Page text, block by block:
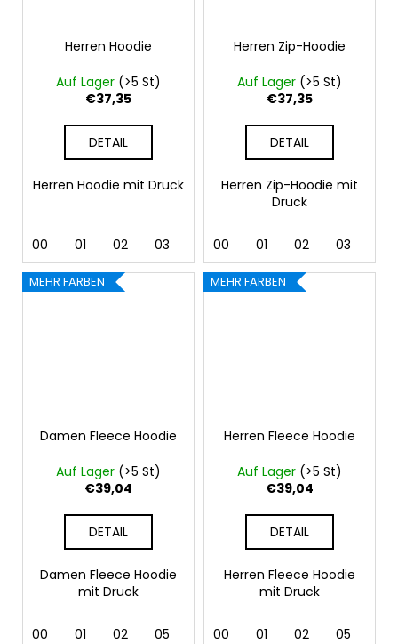
Herren Hoodie
Auf Lager (>5 St)
€37,35
DETAIL
Herren Hoodie mit Druck
00 01 02 03 06 07
Herren Zip-Hoodie
Auf Lager (>5 St)
€37,35
DETAIL
Herren Zip-Hoodie mit
Druck
00 01 02 03
MEHR FARBEN
Damen Fleece Hoodie
Auf Lager (>5 St)
€39,04
DETAIL
Damen Fleece Hoodie
mit Druck
00 01 02 05 40 44
MEHR FARBEN
Herren Fleece Hoodie
Auf Lager (>5 St)
€39,04
DETAIL
Herren Fleece Hoodie
mit Druck
00 01 02 05